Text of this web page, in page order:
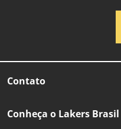
Contato
Conheça o Lakers Brasil